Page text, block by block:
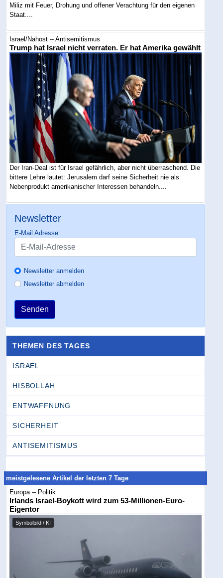
Miliz mit Feuer, Drohung und offener Verachtung für den eigenen
Staat....
Israel/Nahost -- Antisemitismus
Trump hat Israel nicht verraten. Er hat Amerika gewählt
Der Iran-Deal ist für Israel gefährlich, aber nicht überraschend. Die
bittere Lehre lautet: Jerusalem darf seine Sicherheit nie als
Nebenprodukt amerikanischer Interessen behandeln....
Newsletter
E-Mail Adresse:
Newsletter anmelden
Newsletter abmelden
Senden
THEMEN DES TAGES
ISRAEL
HISBOLLAH
ENTWAFFNUNG
SICHERHEIT
ANTISEMITISMUS
meistgelesene Artikel der letzten 7 Tage
Europa -- Politik
Irlands Israel-Boykott wird zum 53-Millionen-Euro-
Eigentor
Symbolbild / KI